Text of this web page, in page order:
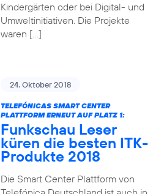
Kindergärten oder bei Digital- und
Umweltinitiativen. Die Projekte
waren […]
24. Oktober 2018
TELEFÓNICAS SMART CENTER
PLATTFORM ERNEUT AUF PLATZ 1:
Funkschau Leser
küren die besten ITK-
Produkte 2018
Die Smart Center Plattform von